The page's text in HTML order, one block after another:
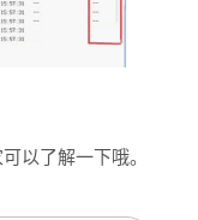
以了解一下哦。